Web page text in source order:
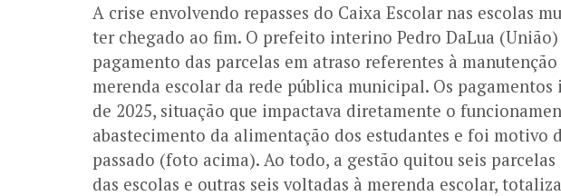
A crise envolvendo repasses do Caixa Escolar nas escolas
ter chegado ao fim. O prefeito interino Pedro DaLua
pagamento das parcelas em atraso referentes à
merenda escolar da rede pública municipal. Os pagamentos
de 2025, situação que impactava diretamente o
abastecimento da alimentação dos estudantes e foi motivo
passado (foto acima). Ao todo, a gestão quitou seis
das escolas e outras seis voltadas à merenda escolar,